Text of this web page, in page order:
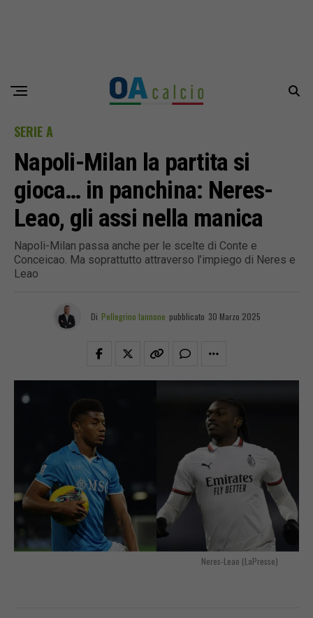
SERIE A
Napoli-Milan la partita si
gioca… in panchina: Neres-
Leao, gli assi nella manica
Napoli-Milan passa anche per le scelte di Conte e
Conceicao. Ma soprattutto attraverso l’impiego di Neres e
Leao
Di Pellegrino Iannone pubblicato 30 Marzo 2025
Neres-Leao (LaPresse)